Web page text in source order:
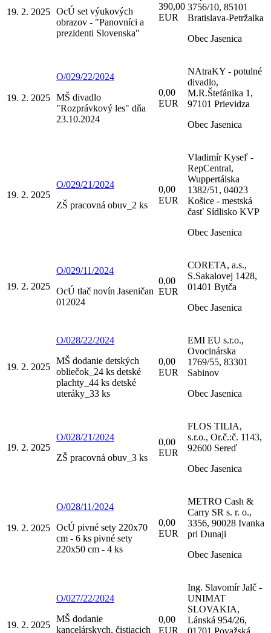
19. 2. 2025 OcÚ set výukových
obrazov - "Panovníci a
prezidenti Slovenska"
390,00
EUR
3756/10, 85101
Bratislava-Petržalka
Obec Jasenica
19. 2. 2025
O/029/22/2024
MŠ divadlo
"Rozprávkový les" dňa
23.10.2024
0,00
EUR
NAtraKY - potulné
divadlo,
M.R.Štefánika 1,
97101 Prievidza
Obec Jasenica
19. 2. 2025
O/029/21/2024
ZŠ pracovná obuv_2 ks
0,00
EUR
Vladimír Kyseľ -
RepCentral,
Wuppertálska
1382/51, 04023
Košice - mestská
časť Sídlisko KVP
Obec Jasenica
19. 2. 2025
O/029/11/2024
OcÚ tlač novín Jaseničan
012024
0,00
EUR
CORETA, a.s.,
S.Sakalovej 1428,
01401 Bytča
Obec Jasenica
19. 2. 2025
O/028/22/2024
MŠ dodanie detských
obliečok_24 ks detské
plachty_44 ks detské
uteráky_33 ks
0,00
EUR
EMI EU s.r.o.,
Ovocinárska
1769/55, 83301
Sabinov
Obec Jasenica
19. 2. 2025
O/028/21/2024
ZŠ pracovná obuv_3 ks
0,00
EUR
FLOS TILIA,
s.r.o., Or.č.:č. 1143,
92600 Sereď
Obec Jasenica
19. 2. 2025
O/028/11/2024
OcÚ pivné sety 220x70
cm - 6 ks pivné sety
220x50 cm - 4 ks
0,00
EUR
METRO Cash &
Carry SR s. r. o.,
3356, 90028 Ivanka
pri Dunaji
Obec Jasenica
19. 2. 2025
O/027/22/2024
MŠ dodanie
kancelárskych, čistiacich
0,00
EUR
Ing. Slavomír Jalč -
UNIMAT
SLOVAKIA,
Lánská 954/26,
01701 Považská